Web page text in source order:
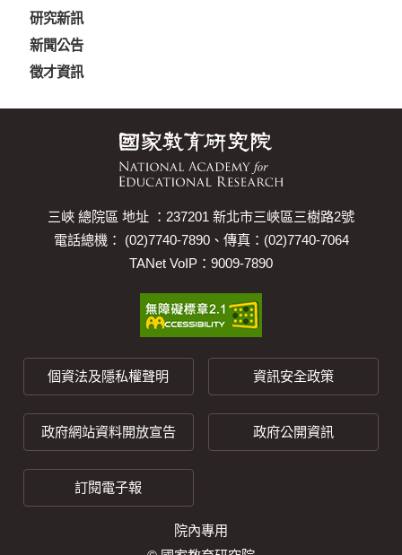
研究新訊
新聞公告
徵才資訊
三峽 總院區 地址 ：237201 新北市三峽區三樹路2號
電話總機： (02)7740-7890、傳真：(02)7740-7064
TANet VoIP：9009-7890
個資法及隱私權聲明 資訊安全政策
政府網站資料開放宣告 政府公開資訊
訂閱電子報
院內專用